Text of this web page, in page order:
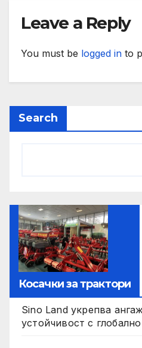
Leave a Reply
You must be logged in to
Search
Косачки за трактори
Sino Land укрепва
устойчивост с